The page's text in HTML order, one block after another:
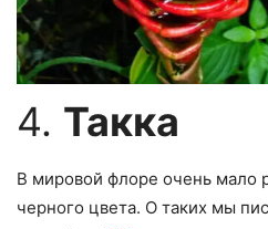
4. Такка
В мировой флоре очень мало
черного цвета. О таких мы